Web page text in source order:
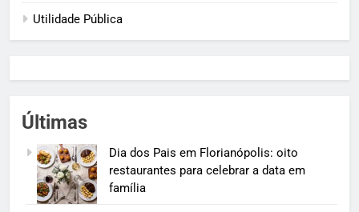
Utilidade Pública
Últimas
Dia dos Pais em Florianópolis: oito
restaurantes para celebrar a data em
família